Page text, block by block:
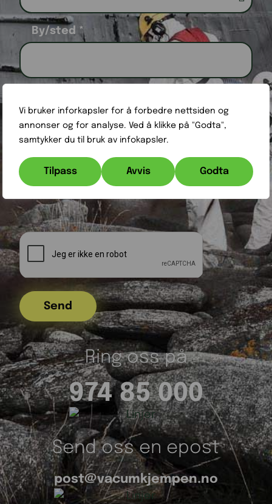
Vi bruker inforkapsler for å forbedre nettsiden og
annonser og for analyse. Ved å klikke på "Godta",
samtykker du til bruk av infokapsler.
Tilpass Avvis Godta
By/sted *
Ring oss på
974 85 000
Send oss en epost
post@vacumkjempen.no